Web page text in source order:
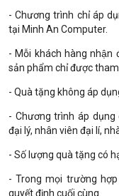
- Chương trình chỉ áp
tại Minh An Computer.
- Mỗi khách hàng nhận
sản phẩm chỉ được
- Quà tặng không áp
- Chương trình áp dụng
đại lý, nhân viên đại lí,
- Số lượng quà tặng có
- Trong mọi trường
quyết định cuối cùng.